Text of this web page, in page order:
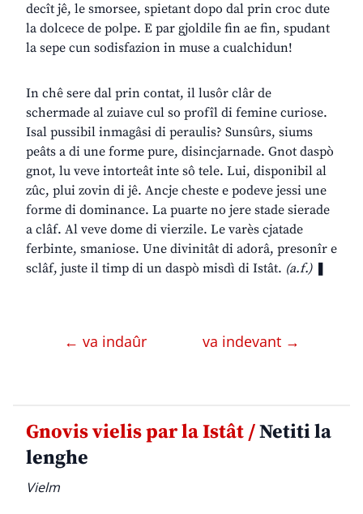
decît jê, le smorsee, spietant dopo dal prin croc dute
la dolcece de polpe. E par gjoldile fin ae fin, spudant
la sepe cun sodisfazion in muse a cualchidun!
In chê sere dal prin contat, il lusôr clâr de
schermade al zuiave cul so profîl di femine curiose.
Isal pussibil inmagâsi di peraulis? Sunsûrs, siums
peâts a di une forme pure, disincjarnade. Gnot daspò
gnot, lu veve intorteât inte sô tele. Lui, disponibil al
zûc, plui zovin di jê. Ancje cheste e podeve jessi une
forme di dominance. La puarte no jere stade sierade
a clâf. Al veve dome di vierzile. Le varès cjatade
ferbinte, smaniose. Une divinitât di adorâ, presonîr e
sclâf, juste il timp di un daspò misdì di Istât. (a.f.)
← va indaûr va indevant →
Gnovis vielis par la Istât /Netiti la
lenghe
Vielm